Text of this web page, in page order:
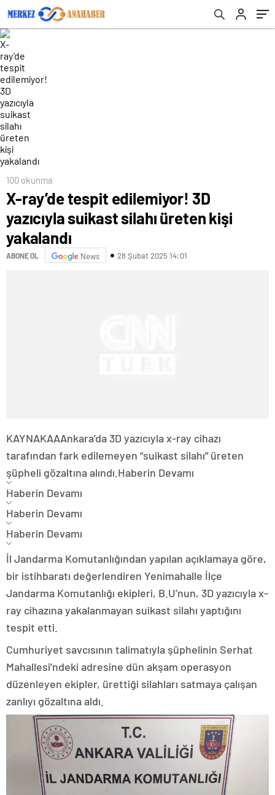
100 okunma
X-ray’de tespit edilemiyor! 3D
yazıcıyla suikast silahı üreten kişi
yakalandı
ABONE OL News 28 Şubat 2025 14:01
KAYNAKAAAnkara’da 3D yazıcıyla x-ray cihazı
tarafından fark edilemeyen “suikast silahı” üreten
şüpheli gözaltına alındı. Haberin Devamı
Haberin Devamı
Haberin Devamı
Haberin Devamı
İl Jandarma Komutanlığından yapılan açıklamaya göre,
bir istihbaratı değerlendiren Yenimahalle İlçe
Jandarma Komutanlığı ekipleri, B.U’nun, 3D yazıcıyla x-
ray cihazına yakalanmayan suikast silahı yaptığını
tespit etti.
Cumhuriyet savcısının talimatıyla şüphelinin Serhat
Mahallesi’ndeki adresine dün akşam operasyon
düzenleyen ekipler, ürettiği silahları satmaya çalışan
zanlıyı gözaltına aldı.